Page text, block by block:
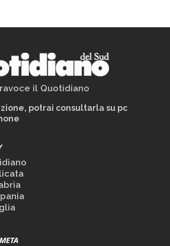
il Quotidiano
potrai consultarla su pc
META